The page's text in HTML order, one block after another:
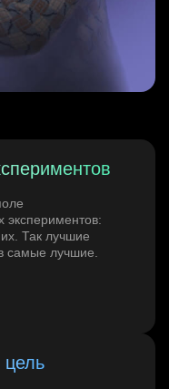
экспериментов:
Так лучшие
самые лучшие.